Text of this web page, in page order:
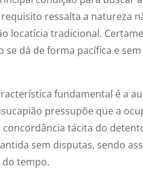
ressalta a natureza
locatícia tradicional.
dá de forma pacífica e
fundamental é a
pressupõe que a
tácita do
sem disputas, sendo
do tempo.